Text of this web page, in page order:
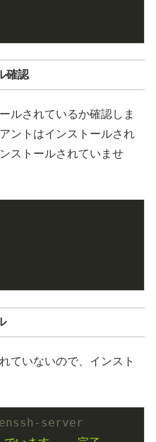
確認
ルされているか確認しま
ントはインストールされ
ストールされていませ
ていないので、インスト
server